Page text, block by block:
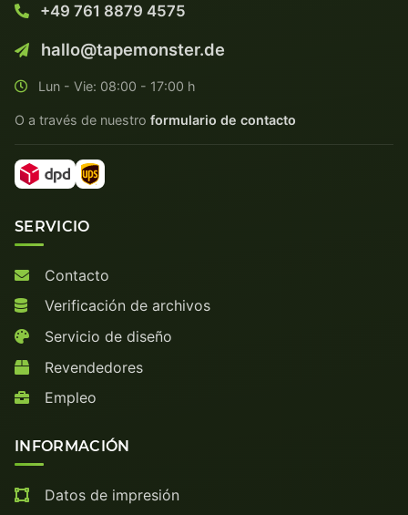
+49 761 8879 4575
hallo@tapemonster.de
Lun - Vie: 08:00 - 17:00 h
O a través de nuestro formulario de contacto
SERVICIO
Contacto
Verificación de archivos
Servicio de diseño
Revendedores
Empleo
INFORMACIÓN
Datos de impresión